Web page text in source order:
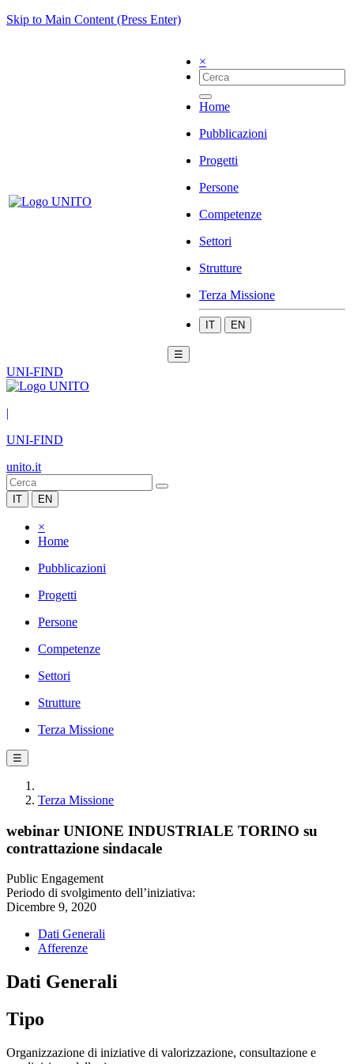
Skip to Main Content (Press Enter)
×
Home
Pubblicazioni
Progetti
Persone
Competenze
Settori
Strutture
Terza Missione
IT EN
☰
UNI-FIND
|
UNI-FIND
unito.it
IT EN
×
Home
Pubblicazioni
Progetti
Persone
Competenze
Settori
Strutture
Terza Missione
☰
Terza Missione
webinar UNIONE INDUSTRIALE TORINO su
contrattazione sindacale
Public Engagement
Periodo di svolgimento dell’iniziativa:
Dicembre 9, 2020
Dati Generali
Afferenze
Dati Generali
Tipo
Organizzazione di iniziative di valorizzazione, consultazione e